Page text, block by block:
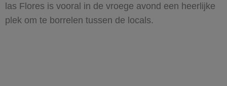
las Flores is vooral in de vroege avond een heerlijke
plek om te borrelen tussen de locals.